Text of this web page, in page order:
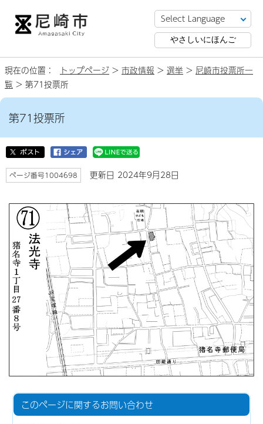
やさしいにほんご
現在の位置： トップページ > 市政情報 > 選挙 > 尼崎市投票所一
覧 > 第71投票所
第71投票所
ページ番号1004698 更新日 2024年9月28日
このページに関するお問い合わせ